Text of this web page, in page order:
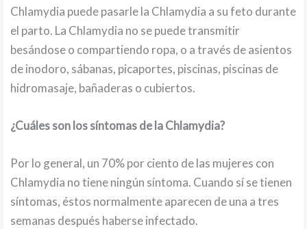
Chlamydia puede pasarle la Chlamydia a su feto durante
el parto. La Chlamydia no se puede transmitir
besándose o compartiendo ropa, o a través de asientos
de inodoro, sábanas, picaportes, piscinas, piscinas de
hidromasaje, bañaderas o cubiertos.
¿Cuáles son los síntomas de la Chlamydia?
Por lo general, un 70% por ciento de las mujeres con
Chlamydia no tiene ningún síntoma. Cuando sí se tienen
síntomas, éstos normalmente aparecen de una a tres
semanas después haberse infectado.